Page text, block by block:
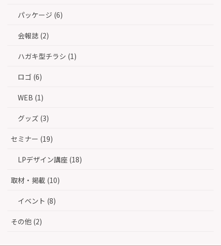
パッケージ (6)
会報誌 (2)
ハガキ型チラシ (1)
ロゴ (6)
WEB (1)
グッズ (3)
セミナー (19)
LPデザイン講座 (18)
取材・掲載 (10)
イベント (8)
その他 (2)